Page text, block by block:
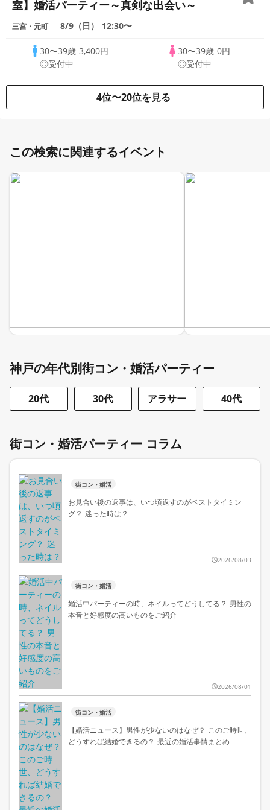
室】婚活パーティー～真剣な出会い～
三宮・元町 8/9（日） 12:30〜
30〜39歳 3,400円
◎受付中
30〜39歳 0円
◎受付中
4位〜20位を見る
この検索に関連するイベント
神戸の年代別街コン・婚活パーティー
20代 30代 アラサー 40代
街コン・婚活パーティー コラム
街コン・婚活
お見合い後の返事は、いつ頃返すのがベストタイミン
グ？ 迷った時は？
2026/08/03
街コン・婚活
婚活中パーティーの時、ネイルってどうしてる？ 男性の
本音と好感度の高いものをご紹介
2026/08/01
街コン・婚活
【婚活ニュース】男性が少ないのはなぜ？ このご時世、
どうすれば結婚できるの？ 最近の婚活事情まとめ